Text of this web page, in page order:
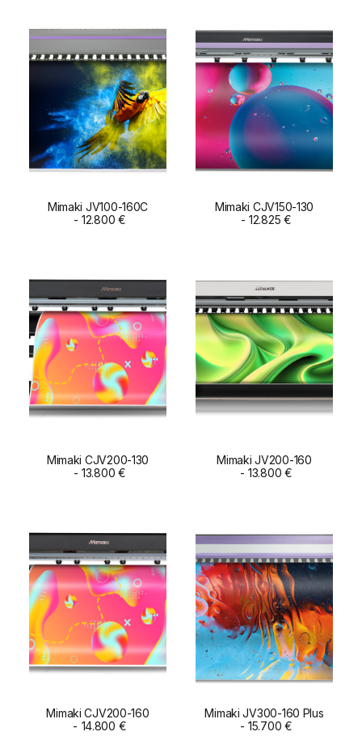
ADD TO CART
Mimaki JV100-160C
12.800€ ADD TO CART
Mimaki CJV150-130
12.825€
ADD TO CART
Mimaki CJV200-130
13.800€ ADD TO CART
Mimaki JV200-160
13.800€
ADD TO CART
Mimaki CJV200-160
14.800 € ADD TO CART
Mimaki JV300-160 Plus
15.700€